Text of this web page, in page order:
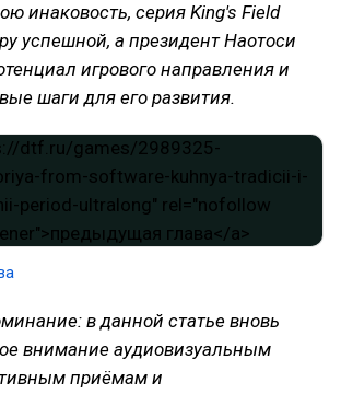
инаковость, серия King's Field
успешной, а президент Наотоси
игрового направления и
шаги для его развития.
в данной статье вновь
внимание аудиовизуальным
приёмам и